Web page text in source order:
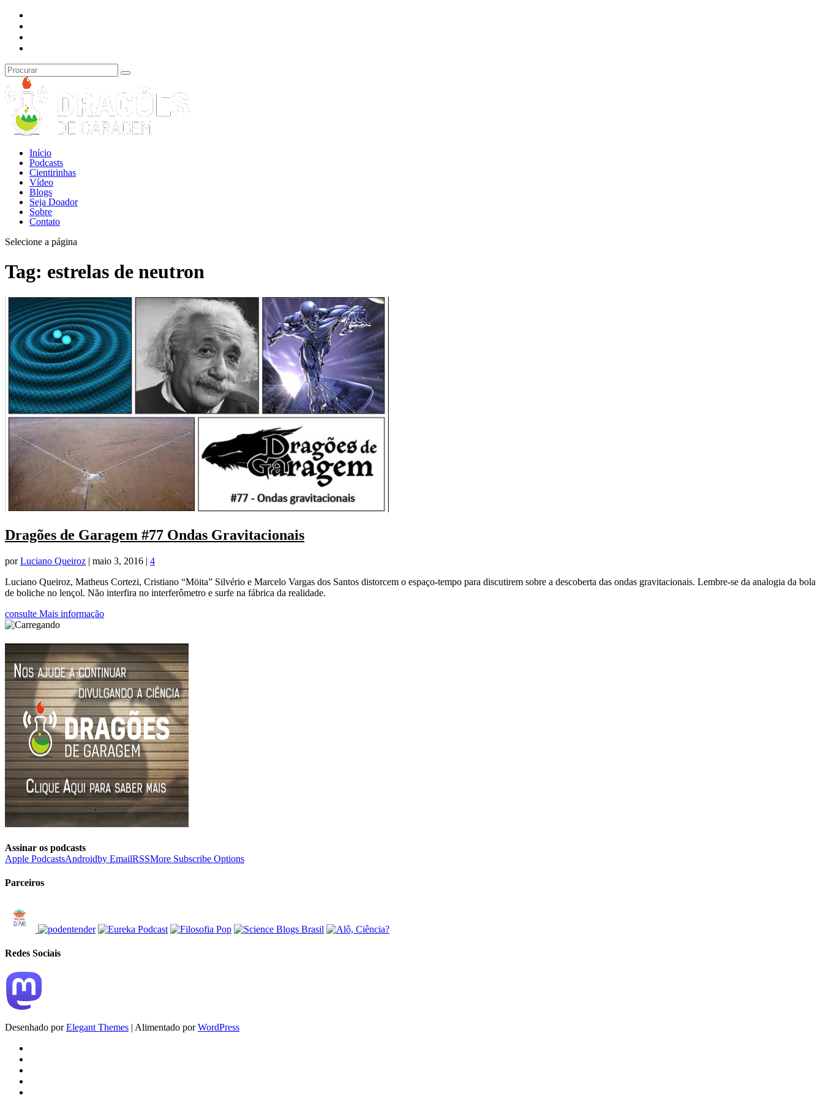
Início
Podcasts
Cientirinhas
Vídeo
Blogs
Seja Doador
Sobre
Contato
Selecione a página
Tag: estrelas de neutron
Dragões de Garagem #77 Ondas Gravitacionais
porLuciano Queiroz | maio 3, 2016 | 4
Luciano Queiroz, Matheus Cortezi, Cristiano “Möita” Silvério e Marcelo Vargas dos Santos distorcem o espaço-tempo para discutirem sobre a descoberta das ondas gravitacionais. Lembre-se da analogia da bola
de boliche no lençol. Não interfira no interferômetro e surfe na fábrica da realidade.
consulte Mais informação
Assinar os podcasts
Apple PodcastsAndroidby EmailRSSMore Subscribe Options
Parceiros
Redes Sociais
Desenhado porElegant Themes | Alimentado porWordPress